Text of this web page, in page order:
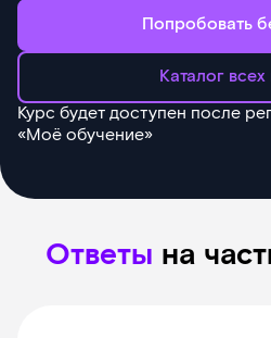
Попробовать
Каталог
Курс будет доступен после
«Моё обучение»
Ответы на